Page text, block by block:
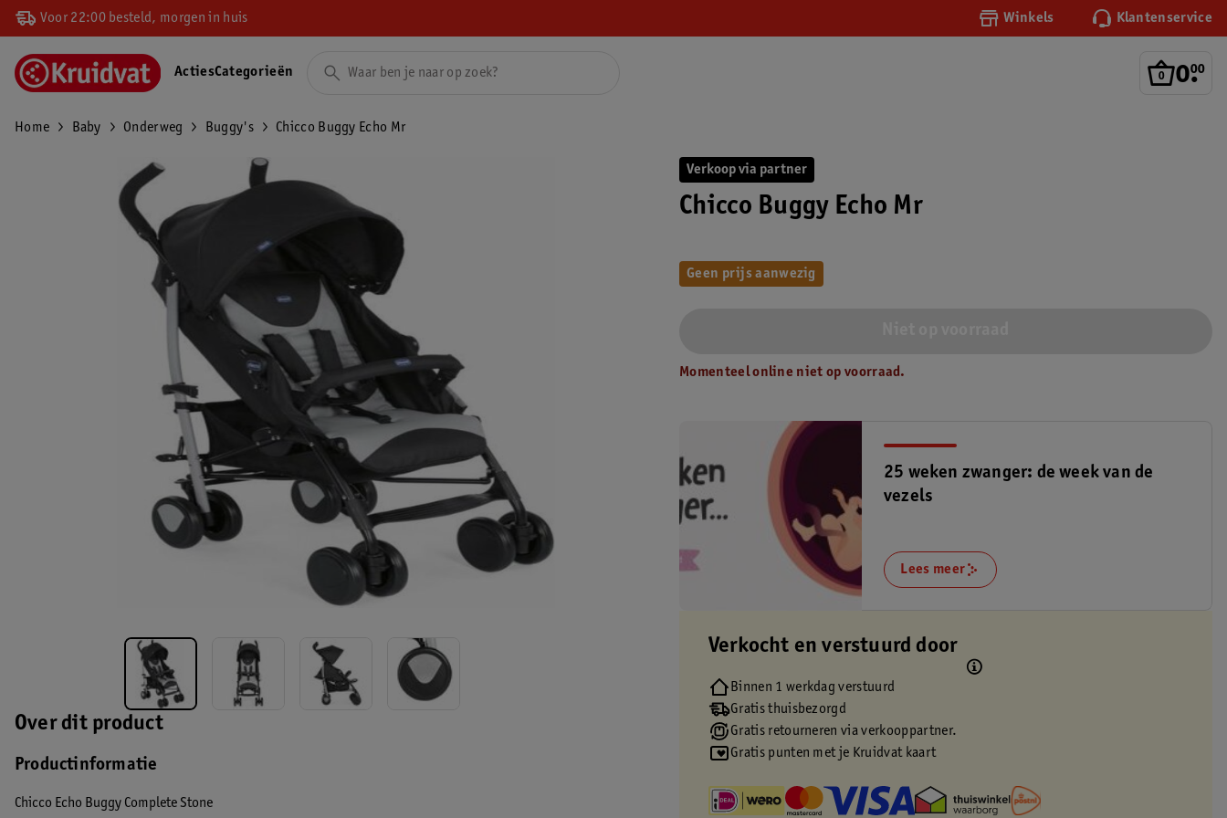
Voor 22:00 besteld, morgen in huis Winkels Klantenservice
0.
00
ActiesCategorieën
Home Baby Onderweg Buggy's Chicco Buggy Echo Mr
Over dit product
Productinformatie
Chicco Echo Buggy Complete Stone
Verkoop via partner
Chicco Buggy Echo Mr
Geen prijs aanwezig
Momenteel online niet op voorraad.
25 weken zwanger: de week van de
vezels
Lees meer
Verkocht en verstuurd door
Binnen 1 werkdag verstuurd
Gratis thuisbezorgd
Gratis retourneren via verkooppartner.
Gratis punten met je Kruidvat kaart